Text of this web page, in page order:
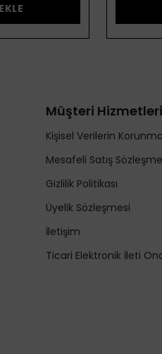
Müşteri Hizmetleri
Kişisel Verilerin
Mesafeli Satış
Gizlilik Politikası
Üyelik Sözleşmesi
İletişim
Ticari Elektronik İleti